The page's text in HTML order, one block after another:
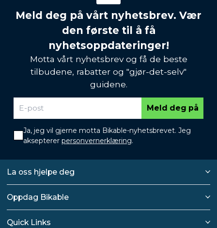
Meld deg på vårt nyhetsbrev. Vær
den første til å få
nyhetsoppdateringer!
Motta vårt nyhetsbrev og få de beste
tilbudene, rabatter og "gjør-det-selv"
guidene.
Meld deg på
Ja, jeg vil gjerne motta Bikable-nyhetsbrevet. Jeg
aksepterer personvernerklæring.
La oss hjelpe deg
Oppdag Bikable
Quick Links